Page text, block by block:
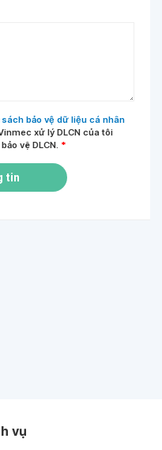
sách bảo vệ dữ liệu cá nhân
xử lý DLCN của tôi
vệ DLCN. *
tin
vụ